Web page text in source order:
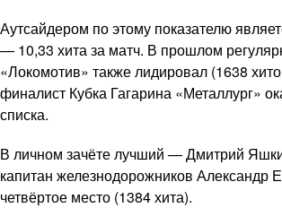
Аутсайдером по этому показателю
— 10,33 хита за матч. В прошлом
«Локомотив» также лидировал (1638
финалист Кубка Гагарина «Металлург»
списка.
В личном зачёте лучший — Дмитрий
капитан железнодорожников Александр
четвёртое место (1384 хита).